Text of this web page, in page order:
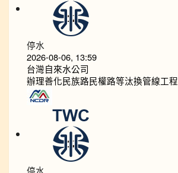
停水
2026-08-06, 13:59
台灣自來水公司
辦理善化民族路民權路等汰換管線工程
停水